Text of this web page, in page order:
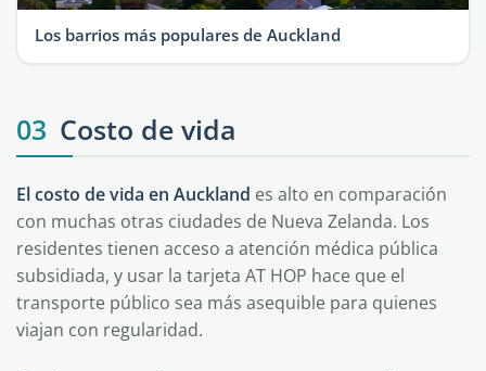
Los barrios más populares de Auckland
03 Costo de vida
El costo de vida en Auckland es alto en comparación
con muchas otras ciudades de Nueva Zelanda. Los
residentes tienen acceso a atención médica pública
subsidiada, y usar la tarjeta AT HOP hace que el
transporte público sea más asequible para quienes
viajan con regularidad.